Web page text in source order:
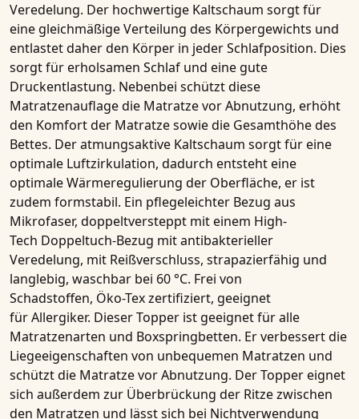
Veredelung. Der hochwertige Kaltschaum sorgt für
eine gleichmäßige Verteilung des Körpergewichts und
entlastet daher den Körper in jeder Schlafposition. Dies
sorgt für erholsamen Schlaf und eine gute
Druckentlastung. Nebenbei schützt diese
Matratzenauflage die Matratze vor Abnutzung, erhöht
den Komfort der Matratze sowie die Gesamthöhe des
Bettes. Der atmungsaktive Kaltschaum sorgt für eine
optimale Luftzirkulation, dadurch entsteht eine
optimale Wärmeregulierung der Oberfläche, er ist
zudem formstabil. Ein pflegeleichter Bezug aus
Mikrofaser, doppeltversteppt mit einem High-
Tech Doppeltuch-Bezug mit antibakterieller
Veredelung, mit Reißverschluss, strapazierfähig und
langlebig, waschbar bei 60 °C. Frei von
Schadstoffen, Öko-Tex zertifiziert, geeignet
für Allergiker. Dieser Topper ist geeignet für alle
Matratzenarten und Boxspringbetten. Er verbessert die
Liegeeigenschaften von unbequemen Matratzen und
schützt die Matratze vor Abnutzung. Der Topper eignet
sich außerdem zur Überbrückung der Ritze zwischen
den Matratzen und lässt sich bei Nichtverwendung